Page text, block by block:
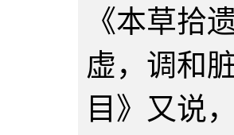
《本草拾
虚，调和
目》又说